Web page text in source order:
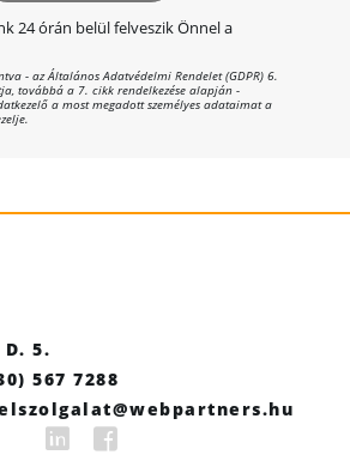
24 órán belül felveszik Önnel a
- az Általános Adatvédelmi Rendelet (GDPR) 6.
továbbá a 7. cikk rendelkezése alapján -
a most megadott személyes adataimat a
5.
567 7288